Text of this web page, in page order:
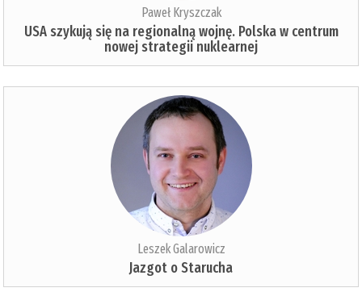
Paweł Kryszczak
USA szykują się na regionalną wojnę. Polska w centrum
nowej strategii nuklearnej
Leszek Galarowicz
Jazgot o Starucha